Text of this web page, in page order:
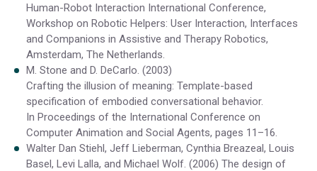
Human-Robot Interaction International Conference,
Workshop on Robotic Helpers: User Interaction, Interfaces
and Companions in Assistive and Therapy Robotics,
Amsterdam, The Netherlands.
M. Stone and D. DeCarlo. (2003)
Crafting the illusion of meaning: Template-based
specification of embodied conversational behavior.
In Proceedings of the International Conference on
Computer Animation and Social Agents, pages 11–16.
Walter Dan Stiehl, Jeff Lieberman, Cynthia Breazeal, Louis
Basel, Levi Lalla, and Michael Wolf. (2006) The design of